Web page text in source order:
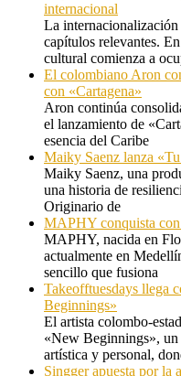
internacional
La
capítulos relevantes.
cultural comienza a
El colombiano Aron
con «Cartagena»
Aron continúa
el lanzamiento de
esencia del Caribe
Maiky Saenz lanza
Maiky Saenz, una
una historia de
Originario de
MAPHY conquista
MAPHY, nacida en
actualmente en
sencillo que fusiona
Takeofftuesdays llega
Beginnings»
El artista colombo-
«New Beginnings», un
artística y personal,
Singger apuesta por la